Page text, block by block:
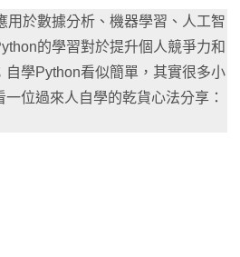
用於數據分析、機器學習、人工智
的學習對於提升個人競爭力和
自學Python看似簡單，其實很多小
位過來人自學的乾貨心法分享：